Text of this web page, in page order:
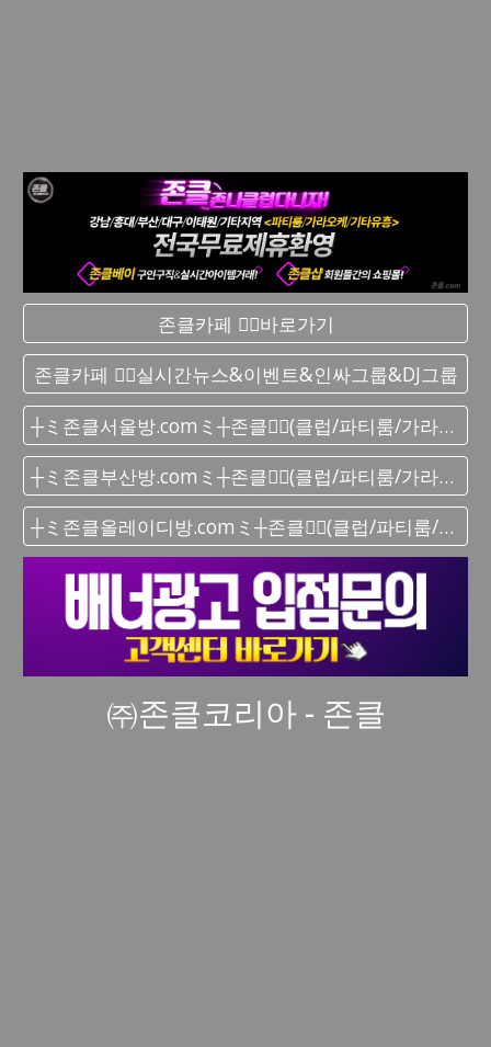
존클카페 ❤️‍🔥바로가기
존클카페 ❤️‍🔥실시간 뉴스&이벤트&인싸그룹&DJ그룹
┼ミ존클서울방.comミ┼존클❤️‍🔥(클럽/파티룸/가라오케) - 단톡방
┼ミ존클부산방.comミ┼존클❤️‍🔥(클럽/파티룸/가라오케) - 단톡방
┼ミ존클올레이디방.comミ┼존클❤️‍🔥(클럽/파티룸/가라오케) - 단톡방
㈜존클코리아 - 존클